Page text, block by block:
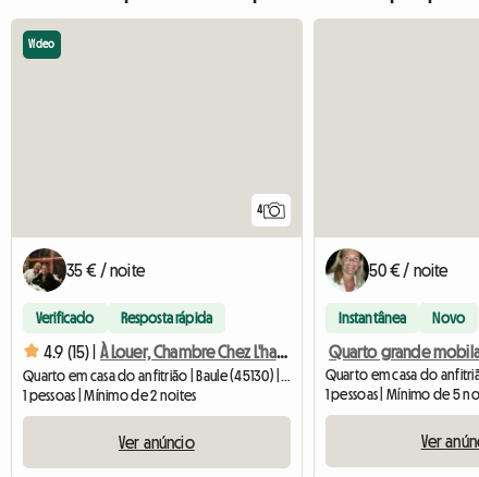
4
Vídeo
35 € / noite
Verificado Resposta rápida
4.9 (15) | À Louer, Chambre Chez L'habitant
1 pessoas | Mínimo de 2 noites
Ver anúncio
50 € / noite
Instantânea Novo
1 pessoas | Mínimo de 5
Ver